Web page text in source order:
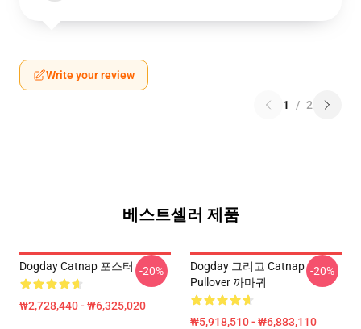
Write your review
1 / 2
베스트셀러 제품
Dogday Catnap 포스터
₩2,728,440 - ₩6,325,020
-20%
Dogday 그리고 Catnap
Pullover 까마귀
₩5,918,510 - ₩6,883,110
-20%